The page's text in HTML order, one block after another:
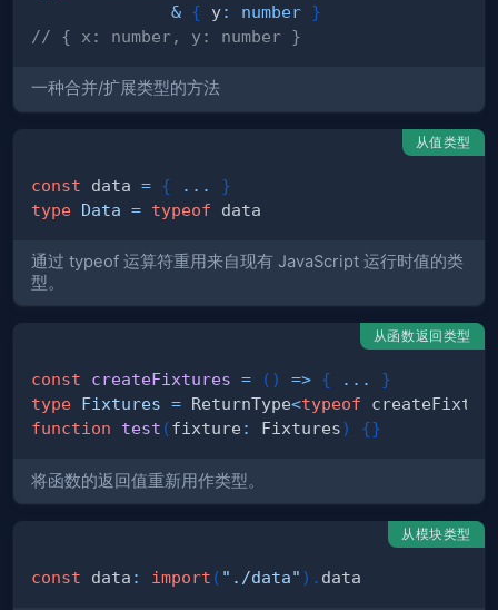
& { y: number }
// { x: number, y: number }
一种合并/扩展类型的方法
从值类型
const data = { ...
}
type Data = typeof
通过 typeof 运算符重用来自现有 JavaScript 运行时值的类
型。
从函数返回类型
const createFixtures = ( ) => { ...
}
type Fixtures = ReturnType<typeof
function
test (fixture : Fixtures) {}
将函数的返回值重新用作类型。
从模块类型
const data : import ( "./data" ) .